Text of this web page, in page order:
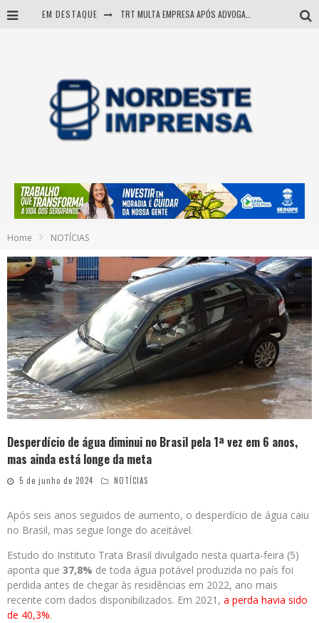
EM DESTAQUE TRT MULTA EMPRESA APÓS ADVOGADA USAR IA E INVENTAR PRECEDENTES JUDICIAIS
Mulher morre durante operação contra grupo investigado por roubo de cargas e tráfico de drogas em Sergipe
Home NOTÍCIAS
Desperdício de água diminui no Brasil pela 1ª vez em 6 anos,
mas ainda está longe da meta
5 de junho de 2024 NOTÍCIAS
Após seis anos seguidos de aumento, o desperdício de água caiu
no Brasil, mas segue longe do aceitável.
Estudo do Instituto Trata Brasil divulgado nesta quarta-feira (5)
aponta que 37,8% de toda água potável produzida no país foi
perdida antes de chegar às residências em 2022, ano mais
recente com dados disponibilizados. Em 2021, a perda havia sido
de 40,3%.